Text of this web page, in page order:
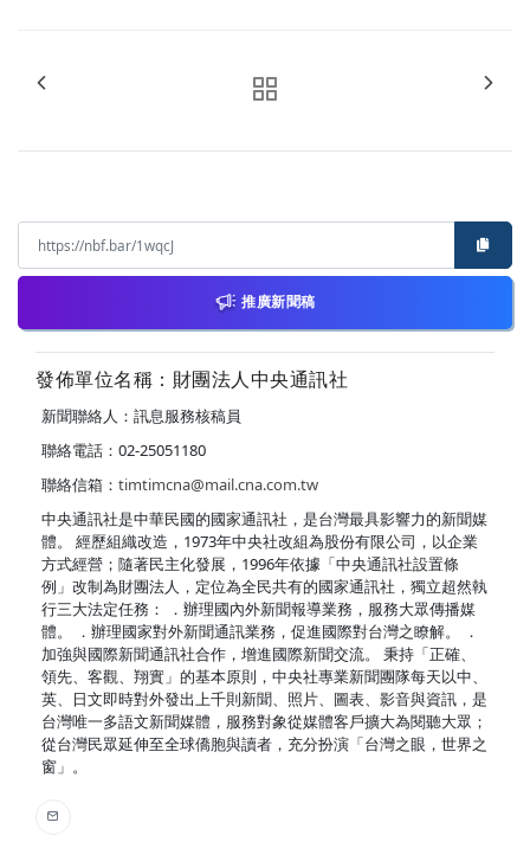
推廣新聞稿
發佈單位名稱：財團法人中央通訊社
新聞聯絡人：訊息服務核稿員
聯絡電話：02-25051180
聯絡信箱： timtimcna@mail.cna.com.tw
中央通訊社是中華民國的國家通訊社，是台灣最具影響力的新聞媒
體。 經歷組織改造，1973年中央社改組為股份有限公司，以企業
方式經營；隨著民主化發展，1996年依據「中央通訊社設置條
例」改制為財團法人，定位為全民共有的國家通訊社，獨立超然執
行三大法定任務： ．辦理國內外新聞報導業務，服務大眾傳播媒
體。 ．辦理國家對外新聞通訊業務，促進國際對台灣之瞭解。 ．
加強與國際新聞通訊社合作，增進國際新聞交流。 秉持「正確、
領先、客觀、翔實」的基本原則，中央社專業新聞團隊每天以中、
英、日文即時對外發出上千則新聞、照片、圖表、影音與資訊，是
台灣唯一多語文新聞媒體，服務對象從媒體客戶擴大為閱聽大眾；
從台灣民眾延伸至全球僑胞與讀者，充分扮演「台灣之眼，世界之
窗」。